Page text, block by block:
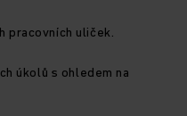
pracovních uliček.
úkolů s ohledem na